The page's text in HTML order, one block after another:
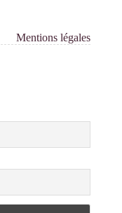
Mentions légales